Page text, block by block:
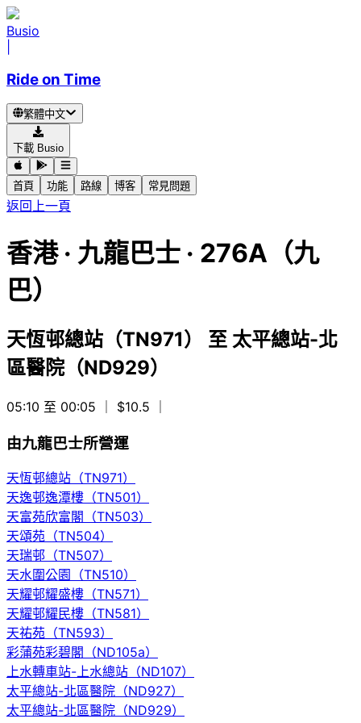
Busio
Ride on Time
繁體中文
下載 Busio
首頁 功能 路線 博客 常見問題
返回上一頁
香港· 九龍巴士 · 276A（九
巴）
天恆邨總站（TN971） 至 太平總站-北
區醫院（ND929）
05:10 至 00:05 ｜ $10.5
由九龍巴士所營運
天恆邨總站（TN971）
天逸邨逸潭樓（TN501）
天富苑欣富閣（TN503）
天頌苑（TN504）
天瑞邨（TN507）
天水圍公園（TN510）
天耀邨耀盛樓（TN571）
天耀邨耀民樓（TN581）
天祐苑（TN593）
彩蒲苑彩碧閣（ND105a）
上水轉車站-上水總站（ND107）
太平總站-北區醫院（ND927）
太平總站-北區醫院（ND929）